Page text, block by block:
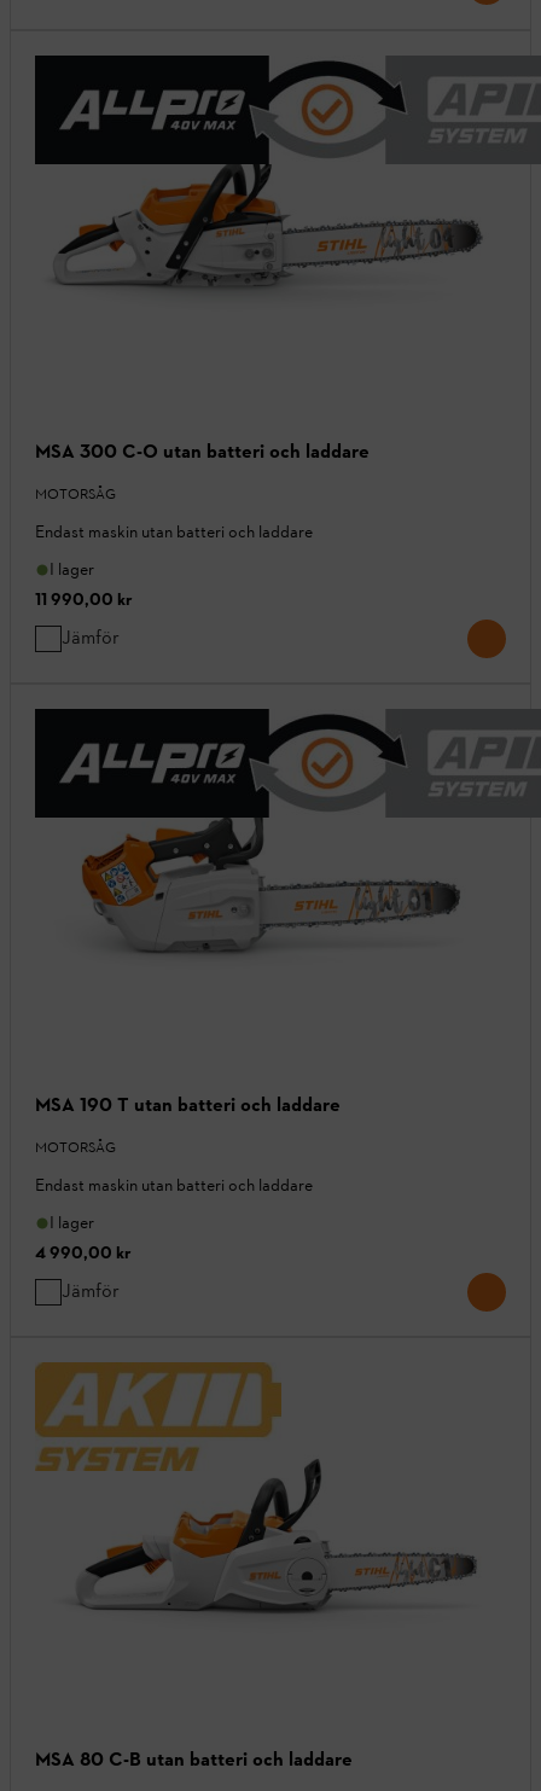
MSA 300 C-O utan batteri och laddare
MOTORSÅG
Endast maskin utan batteri och laddare
I lager
11 990,00 kr
Jämför
MSA 190 T utan batteri och laddare
MOTORSÅG
Endast maskin utan batteri och laddare
I lager
4 990,00 kr
Jämför
MSA 80 C-B utan batteri och laddare